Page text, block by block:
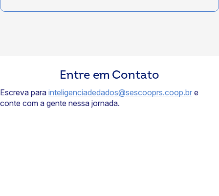
Entre em Contato
Escreva para inteligenciadedados@sescooprs.coop.br e
conte com a gente nessa jornada.